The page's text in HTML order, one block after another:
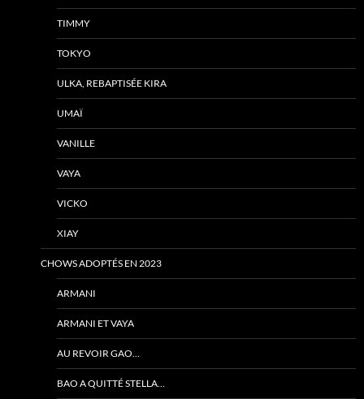
TIMMY
TOKYO
ULKA, REBAPTISÉE KIRA
UMAÏ
VANILLE
VAYA
VICKO
XIAY
CHOWS ADOPTÉS EN 2023
ARMANI
ARMANI ET VAYA
AU REVOIR GAO…
BAO A QUITTÉ STELLA…